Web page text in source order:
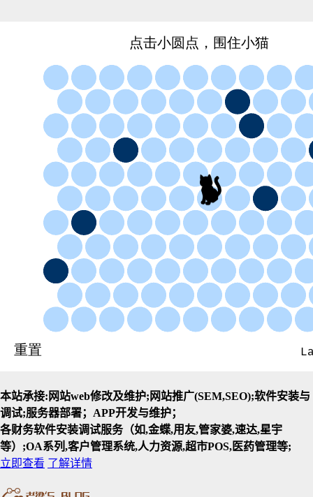
本站承接:网站web修改及维护;网站推广(SEM,SEO);软件安装与
调试;服务器部署；APP开发与维护；
各财务软件安装调试服务（如,金蝶,用友,管家婆,速达,星宇
等）;OA系列,客户管理系统,人力资源,超市POS,医药管理等;
立即查看 了解详情